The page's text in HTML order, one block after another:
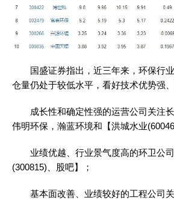
国盛证券指出，近三年来，环保行业
仓量仍处于较低水平，看好技术优势强、
成长性和确定性强的运营公司关注长
伟明环保，瀚蓝环境和【洪城水业
业绩优越、行业景气度高的环卫公司
(300815)、股吧】；
基本面改善、业绩较好的工程公司关